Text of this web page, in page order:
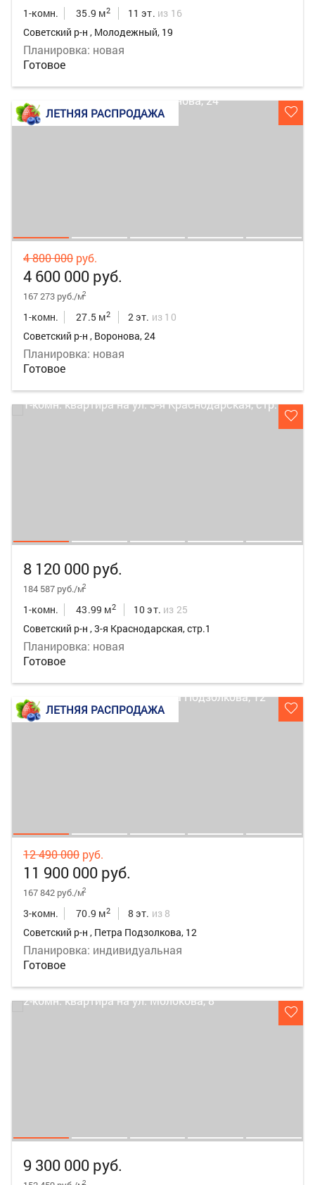
1-комн. 35.9 м2 11 эт. из 16
Советский р-н , Молодежный, 19
Планировка: новая
Готовое
ЛЕТНЯЯ РАСПРОДАЖА
4 800 000 руб.
4 600 000 руб.
167 273 руб./м2
1-комн. 27.5 м2 2 эт. из 10
Советский р-н , Воронова, 24
Планировка: новая
Готовое
8 120 000 руб.
184 587 руб./м2
1-комн. 43.99 м2 10 эт. из 25
Советский р-н , 3-я Краснодарская, стр.1
Планировка: новая
Готовое
ЛЕТНЯЯ РАСПРОДАЖА
12 490 000 руб.
11 900 000 руб.
167 842 руб./м2
3-комн. 70.9 м2 8 эт. из 8
Советский р-н , Петра Подзолкова, 12
Планировка: индивидуальная
Готовое
9 300 000 руб.
2